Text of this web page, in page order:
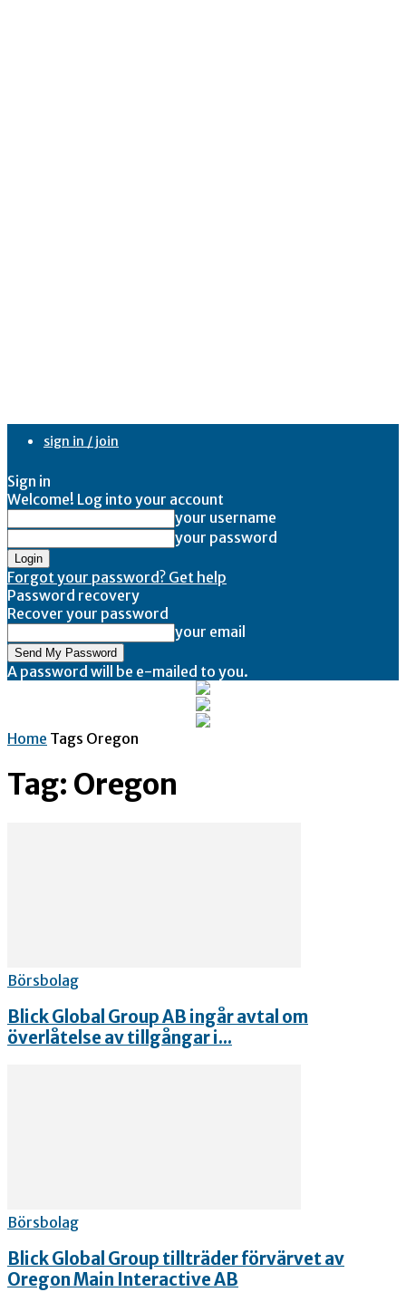
sign in / join
Sign in
Welcome! Log into your account
your username
your password
Forgot your password? Get help
Password recovery
Recover your password
your email
A password will be e-mailed to you.
Home Tags Oregon
Tag: Oregon
Börsbolag
Blick Global Group AB ingår avtal om
överlåtelse av tillgångar i...
Börsbolag
Blick Global Group tillträder förvärvet av
Oregon Main Interactive AB